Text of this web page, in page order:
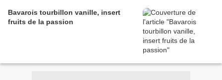
Bavarois tourbillon vanille, insert
fruits de la passion